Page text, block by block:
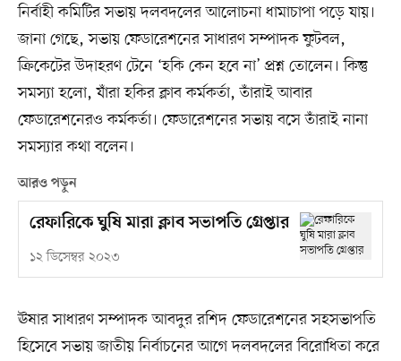
নির্বাহী কমিটির সভায় দলবদলের আলোচনা ধামাচাপা পড়ে যায়।
জানা গেছে, সভায় ফেডারেশনের সাধারণ সম্পাদক ফুটবল,
ক্রিকেটের উদাহরণ টেনে ‘হকি কেন হবে না’ প্রশ্ন তোলেন। কিন্তু
সমস্যা হলো, যাঁরা হকির ক্লাব কর্মকর্তা, তাঁরাই আবার
ফেডারেশনেরও কর্মকর্তা। ফেডারেশনের সভায় বসে তাঁরাই নানা
সমস্যার কথা বলেন।
আরও পড়ুন
রেফারিকে ঘুষি মারা ক্লাব সভাপতি গ্রেপ্তার
১২ ডিসেম্বর ২০২৩
ঊষার সাধারণ সম্পাদক আবদুর রশিদ ফেডারেশনের সহসভাপতি
হিসেবে সভায় জাতীয় নির্বাচনের আগে দলবদলের বিরোধিতা করে